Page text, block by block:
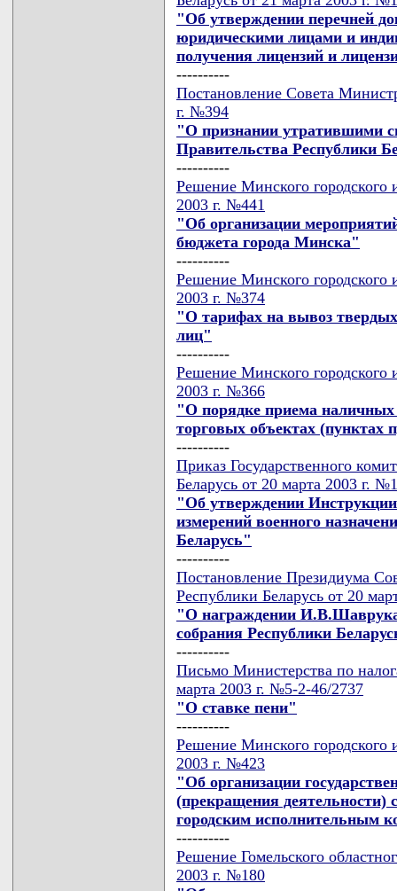
"Об утверждении перечней
юридическими лицами и
получения лицензий и
----------
Постановление Совета
г. №394
"О признании утратившими
Правительства Республики
----------
Решение Минского городского
2003 г. №441
"Об организации
бюджета города Минска"
----------
Решение Минского городского
2003 г. №374
"О тарифах на вывоз
лиц"
----------
Решение Минского городского
2003 г. №366
"О порядке приема наличных
торговых объектах (пунктах
----------
Приказ Государственного
Беларусь от 20 марта 2003 г.
"Об утверждении Инструкции
измерений военного
Беларусь"
----------
Постановление Президиума
Республики Беларусь от 20
"О награждении
собрания Республики
----------
Письмо Министерства по
марта 2003 г. №5-2-46/2737
"О ставке пени"
----------
Решение Минского городского
2003 г. №423
"Об организации
(прекращения деятельности)
городским исполнительным
----------
Решение Гомельского
2003 г. №180